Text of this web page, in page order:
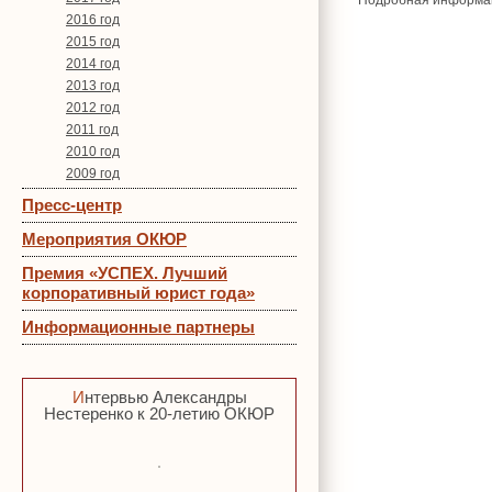
2016 год
2015 год
2014 год
2013 год
2012 год
2011 год
2010 год
2009 год
Пресс-центр
Мероприятия ОКЮР
Премия «УСПЕХ. Лучший
корпоративный юрист года»
Информационные партнеры
Интервью Александры
Нестеренко к 20-летию ОКЮР